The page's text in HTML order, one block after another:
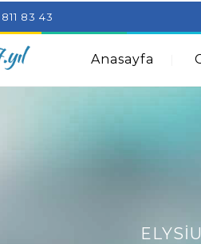
and tutorials
For People With Acne
83 43
Anasayfa